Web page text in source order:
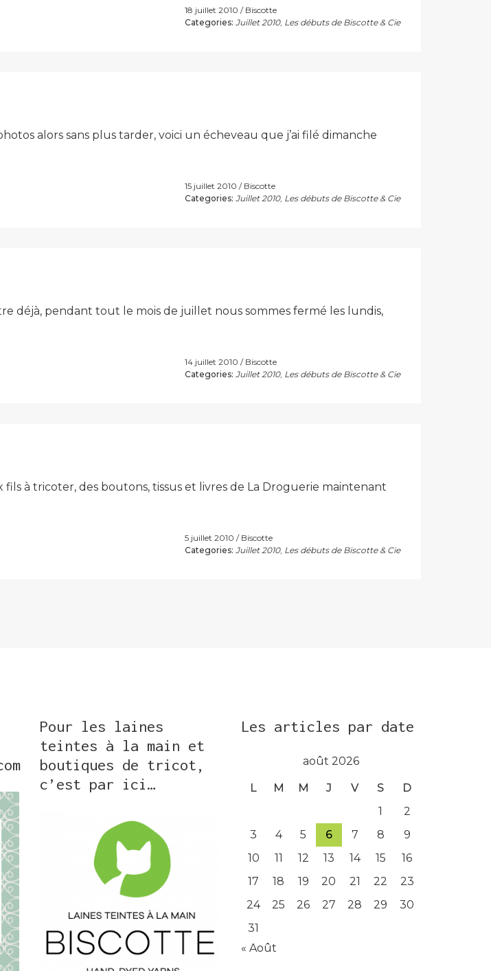
18 juillet 2010
Biscotte
Categories: Juillet 2010, Les débuts de Biscotte & Cie
alors sans plus tarder, voici un écheveau que j’ai filé dimanche
15 juillet 2010
Biscotte
Categories: Juillet 2010, Les débuts de Biscotte & Cie
déjà, pendant tout le mois de juillet nous sommes fermé les lundis,
14 juillet 2010
Biscotte
Categories: Juillet 2010, Les débuts de Biscotte & Cie
à tricoter, des boutons, tissus et livres de La Droguerie maintenant
5 juillet 2010
Biscotte
Categories: Juillet 2010, Les débuts de Biscotte & Cie
Pour les laines
teintes à la main et
boutiques de tricot,
c’est par ici…
Les articles par date
août 2026
L M M J V S
D
1
2
3
4 5 6 7 8
9
10
11 12 13 14 15
16
17
18 19 20 21 22
23
24
25 26 27 28 29
30
31
« Août